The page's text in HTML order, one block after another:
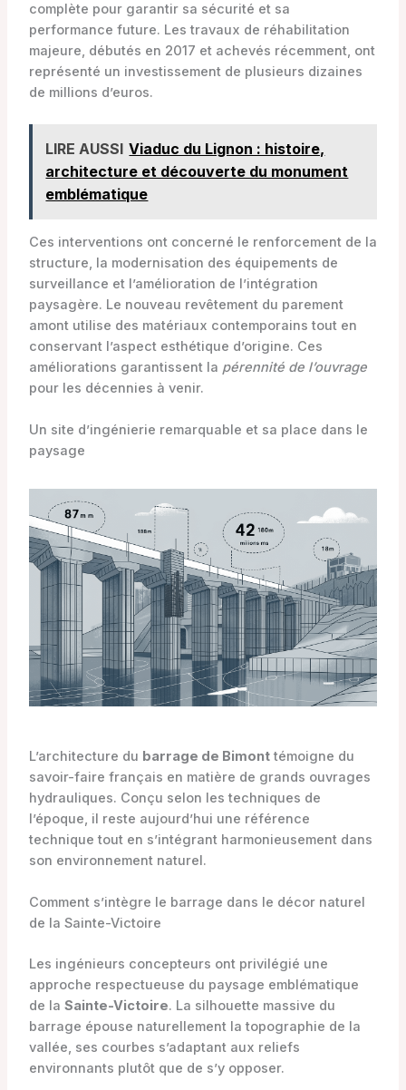
complète pour garantir sa sécurité et sa
performance future. Les travaux de réhabilitation
majeure, débutés en 2017 et achevés récemment, ont
représenté un investissement de plusieurs dizaines
de millions d’euros.
LIRE AUSSI Viaduc du Lignon : histoire,
architecture et découverte du monument
emblématique
Ces interventions ont concerné le renforcement de la
structure, la modernisation des équipements de
surveillance et l’amélioration de l’intégration
paysagère. Le nouveau revêtement du parement
amont utilise des matériaux contemporains tout en
conservant l’aspect esthétique d’origine. Ces
améliorations garantissent la pérennité de l’ouvrage
pour les décennies à venir.
Un site d’ingénierie remarquable et sa place dans le
paysage
L’architecture du barrage de Bimonttémoigne du
savoir-faire français en matière de grands ouvrages
hydrauliques. Conçu selon les techniques de
l’époque, il reste aujourd’hui une référence
technique tout en s’intégrant harmonieusement dans
son environnement naturel.
Comment s’intègre le barrage dans le décor naturel
de la Sainte-Victoire
Les ingénieurs concepteurs ont privilégié une
approche respectueuse du paysage emblématique
de la Sainte-Victoire. La silhouette massive du
barrage épouse naturellement la topographie de la
vallée, ses courbes s’adaptant aux reliefs
environnants plutôt que de s’y opposer.